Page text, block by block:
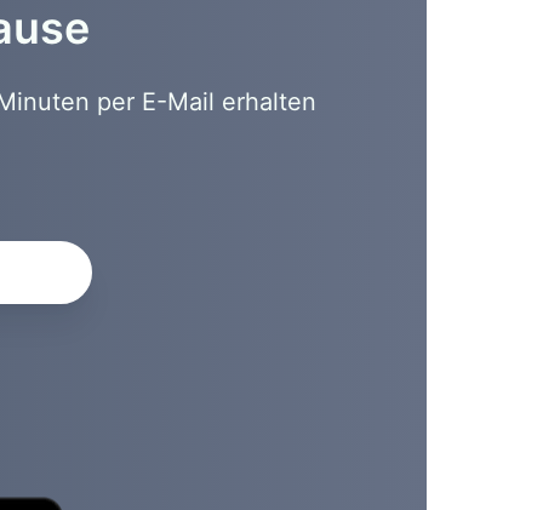
per E-Mail erhalten